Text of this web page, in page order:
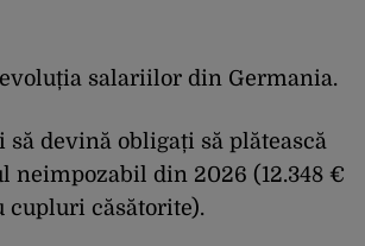
salariilor din Germania.
devină obligați să plătească
neimpozabil din 2026 (12.348 €
cupluri căsătorite).